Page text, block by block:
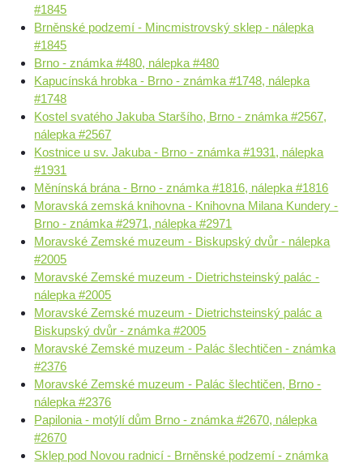
#1845
Brněnské podzemí - Mincmistrovský sklep - nálepka
#1845
Brno - známka #480, nálepka #480
Kapucínská hrobka - Brno - známka #1748, nálepka
#1748
Kostel svatého Jakuba Staršího, Brno - známka #2567,
nálepka #2567
Kostnice u sv. Jakuba - Brno - známka #1931, nálepka
#1931
Měnínská brána - Brno - známka #1816, nálepka #1816
Moravská zemská knihovna - Knihovna Milana Kundery -
Brno - známka #2971, nálepka #2971
Moravské Zemské muzeum - Biskupský dvůr - nálepka
#2005
Moravské Zemské muzeum - Dietrichsteinský palác -
nálepka #2005
Moravské Zemské muzeum - Dietrichsteinský palác a
Biskupský dvůr - známka #2005
Moravské Zemské muzeum - Palác šlechtičen - známka
#2376
Moravské Zemské muzeum - Palác šlechtičen, Brno -
nálepka #2376
Papilonia - motýlí dům Brno - známka #2670, nálepka
#2670
Sklep pod Novou radnicí - Brněnské podzemí - známka